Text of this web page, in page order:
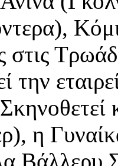
στις
την
η
Βάλλερυ